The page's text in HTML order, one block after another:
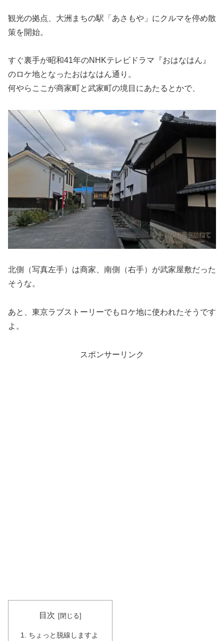
観光の拠点、大洲まちの駅「あさもや」にクルマを停め散
策を開始。
すぐ裏手が昭和41年のNHKテレビドラマ『おはなはん』
のロケ地となったおはなはん通り。
何やらここが商家町と武家町の境目にあたるとかで、
北側（写真左手）は商家、南側（右手）が武家屋敷だった
そうな。
あと、東京ラブストーリーでもロケ地に使われたそうです
よ。
スポンサーリンク
目次
ちょっと脱線しますよ